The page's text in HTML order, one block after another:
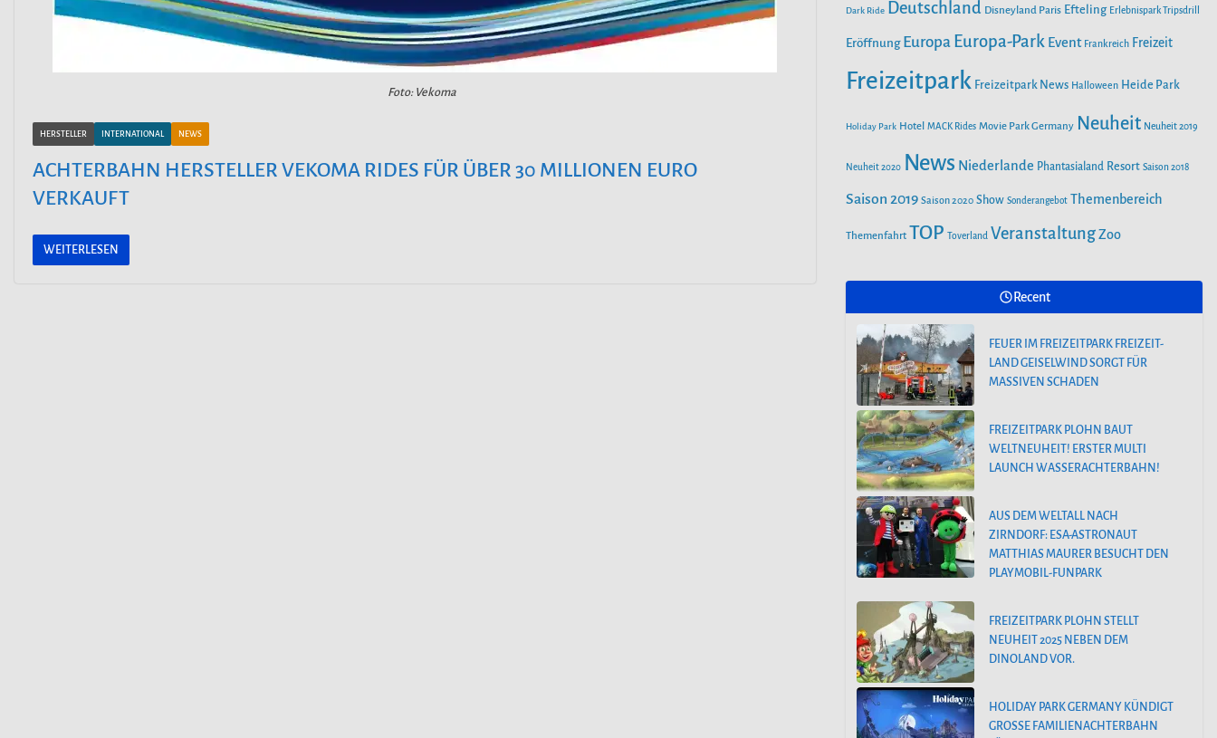
Foto: Vekoma
HERSTELLER INTERNATIONAL NEWS
ACHTERBAHN HERSTELLER VEKOMA RIDES FÜR ÜBER 30 MILLIONEN EURO
VERKAUFT
WEITERLESEN
n
o
r
e
Dark Ride Deutschland Disneyland Paris Efteling Erlebnispark Tripsdrill
Eröffnung Europa Europa-Park Event Frankreich Freizeit
Freizeitpark Freizeitpark News Halloween Heide Park
Holiday Park Hotel MACK Rides Movie Park Germany Neuheit Neuheit 2019
Neuheit 2020 News Niederlande Phantasialand Resort Saison 2018
Saison 2019 Saison 2020 Show Sonderangebot Themenbereich
Themenfahrt TOP Toverland Veranstaltung Zoo
Recent
FEUER IM FREIZEITPARK FREIZEIT-
LAND GEISELWIND SORGT FÜR
MASSIVEN SCHADEN
FREIZEITPARK PLOHN BAUT
WELTNEUHEIT! ERSTER MULTI
LAUNCH WASSERACHTERBAHN!
AUS DEM WELTALL NACH
ZIRNDORF: ESA-ASTRONAUT
MATTHIAS MAURER BESUCHT DEN
PLAYMOBIL-FUNPARK
FREIZEITPARK PLOHN STELLT
NEUHEIT 2025 NEBEN DEM
DINOLAND VOR.
HOLIDAY PARK GERMANY KÜNDIGT
GROSSE FAMILIENACHTERBAHN F